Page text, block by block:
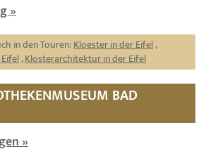
»
in den Touren:Kloester in der Eifel,
,Klosterarchitektur in der Eifel
BAD
»